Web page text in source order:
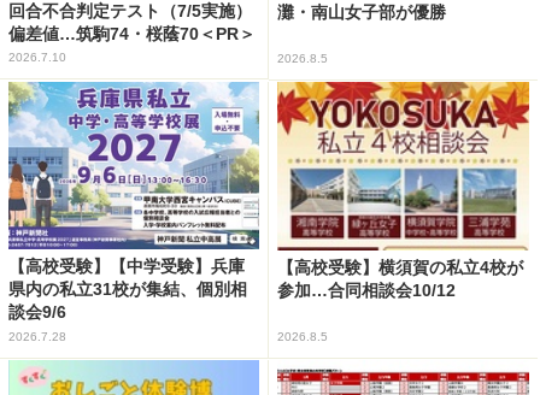
回合不合判定テスト（7/5実施）
偏差値…筑駒74・桜蔭70＜PR＞
2026.7.10
灘・南山女子部が優勝
2026.8.5
【高校受験】【中学受験】兵庫
県内の私立31校が集結、個別相
談会9/6
2026.7.28
【高校受験】横須賀の私立4校が
参加…合同相談会10/12
2026.8.5